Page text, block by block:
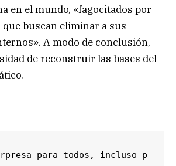
en el mundo, «fagocitados por
buscan eliminar a sus
A modo de conclusión,
de reconstruir las bases del
para todos, incluso p